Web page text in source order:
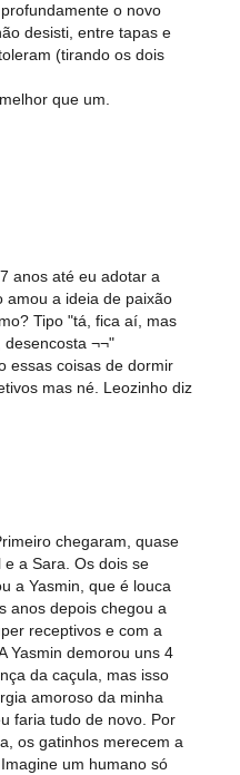
o novo
desisti, entre tapas e
(tirando os dois
que um.
anos até eu adotar a
amou a ideia de paixão
Tipo "tá, fica aí, mas
desencosta ¬¬"
essas coisas de dormir
mas né. Leozinho diz
chegaram, quase
a Sara. Os dois se
a Yasmin, que é louca
anos depois chegou a
receptivos e com a
Yasmin demorou uns 4
da caçula, mas isso
amoroso da minha
faria tudo de novo. Por
os gatinhos merecem a
um humano só